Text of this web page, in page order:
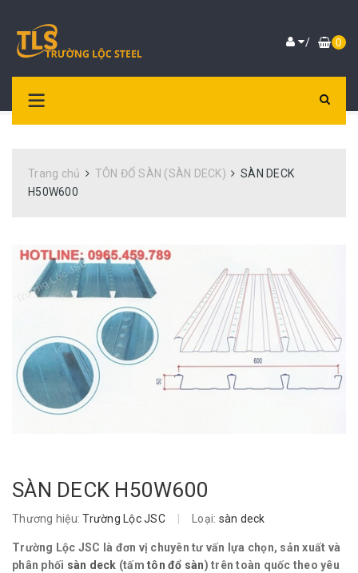
/ 0
Trang chủ TÔN ĐỔ SÀN (SÀN DECK)
SÀN DECK
H50W600
SÀN DECK H50W600
Thương hiệu:Trường Lộc JSC Loại: sàn deck
Trường Lộc JSC là đơn vị chuyên tư vấn lựa chọn, sản xuất và
phân phối sàn deck (tấm tôn đổ sàn) trên toàn quốc theo yêu